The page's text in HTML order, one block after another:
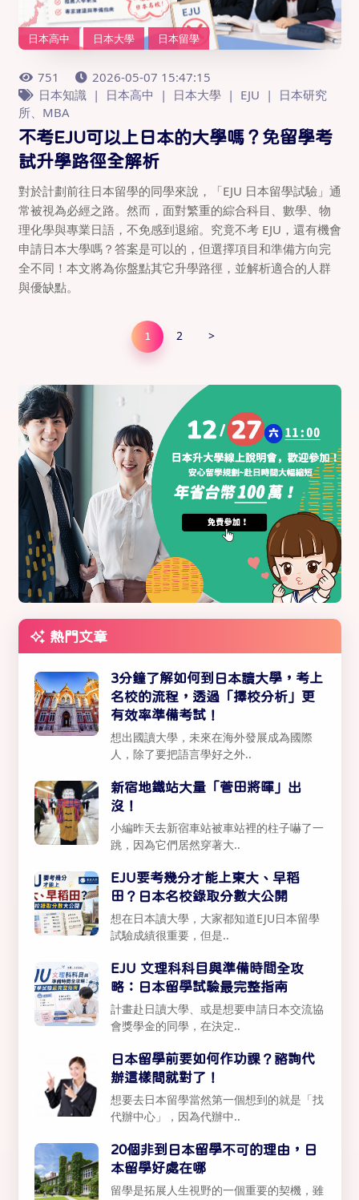
日本高中 日本大學 日本留學
751
2026-05-07 15:47:15
日本知識
日本高中 日本大學 EJU
日本研究
所、MBA
不考EJU可以上日本的大學嗎？免留學考
試升學路徑全解析
對於計劃前往日本留學的同學來說，「EJU 日本留學試驗」通
常被視為必經之路。然而，面對繁重的綜合科目、數學、物
理化學與專業日語，不免感到退縮。究竟不考 EJU，還有機會
申請日本大學嗎？答案是可以的，但選擇項目和準備方向完
全不同！本文將為你盤點其它升學路徑，並解析適合的人群
與優缺點。
1 2 >
熱門文章
3分鐘了解如何到日本讀大學，考上
名校的流程，透過「擇校分析」更
有效率準備考試！
想出國讀大學，未來在海外發展成為國際
人，除了要把語言學好之外..
新宿地鐵站大量「菅田將暉」出
沒！
小編昨天去新宿車站被車站裡的柱子嚇了一
跳，因為它們居然穿著大..
EJU要考幾分才能上東大、早稻
田？日本名校錄取分數大公開
想在日本讀大學，大家都知道EJU日本留學
試驗成績很重要，但是..
EJU 文理科科目與準備時間全攻
略：日本留學試驗最完整指南
計畫赴日讀大學、或是想要申請日本交流協
會獎學金的同學，在決定..
日本留學前要如何作功課？諮詢代
辦這樣問就對了！
想要去日本留學當然第一個想到的就是「找
代辦中心」，因為代辦中..
20個非到日本留學不可的理由，日
本留學好處在哪
留學是拓展人生視野的一個重要的契機，雖